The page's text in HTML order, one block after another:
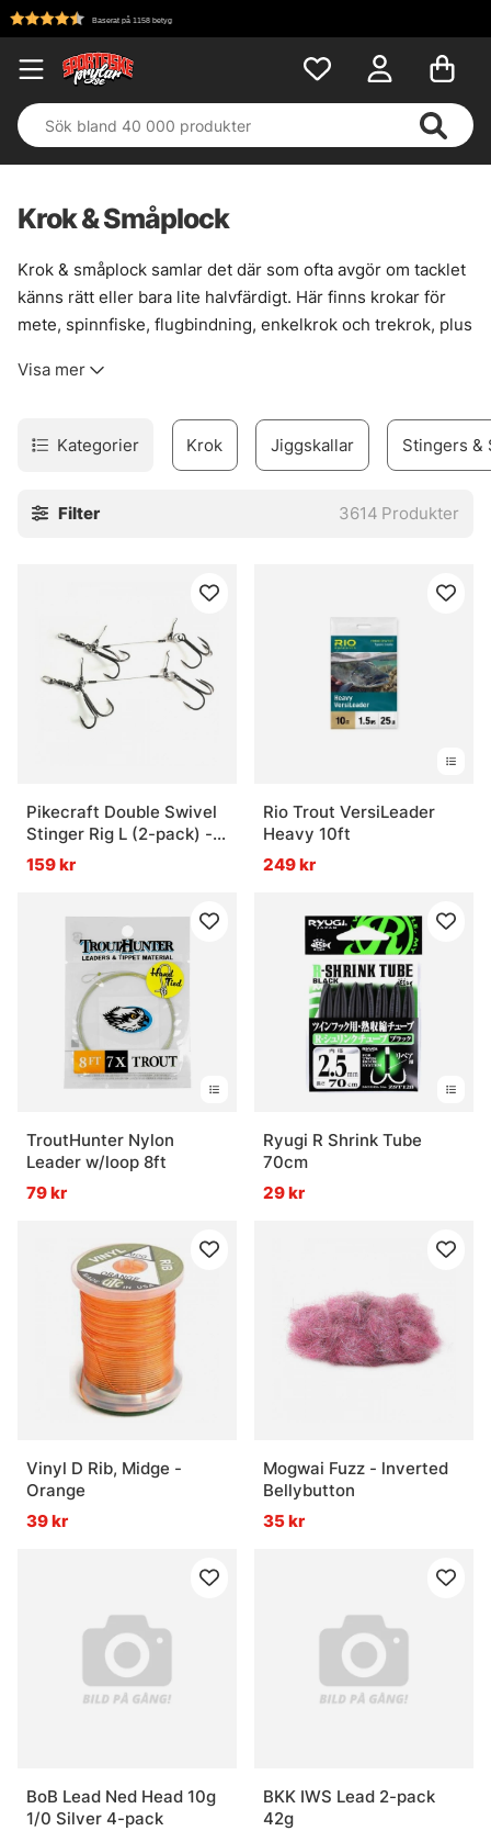
Krok & Småplock
Krok & småplock samlar det där som ofta avgör om tacklet
känns rätt eller bara lite halvfärdigt. Här finns krokar för
mete, spinnfiske, flugbindning, enkelkrok och trekrok, plus
när det väl gäller. En bra krok sitter inte bara fast. Den
Sortimentet är brett nog för att täcka många metoder, men
ändå lätt att sortera i huvudet. För den som bygger egna
stingers och tafsar. Små saker, javisst. Men ofta är det just
Utforska gärna de viktigaste underkategorierna:
» Krok » Flugbindningsmaterial » Tafsar
Vad är krok och småplock?
Vad används tafsar till?
Vad är flugbindningsmaterial?
Vad är stingers och när används de?
Visa mer
Kategorier Krok Jiggskallar Stingers &
Filter 3614 Produkter
Pikecraft Double Swivel
Stinger Rig L (2-pack) -
BKK 1/0
159 kr
Rio Trout VersiLeader
Heavy 10ft
249 kr
TroutHunter Nylon
Leader w/loop 8ft
79 kr
Ryugi R Shrink Tube
70cm
29 kr
Vinyl D Rib, Midge -
Orange
39 kr
Mogwai Fuzz - lnverted
Bellybutton
35 kr
BoB Lead Ned Head 10g
1/0 Silver 4-pack
BKK IWS Lead 2-pack
42g